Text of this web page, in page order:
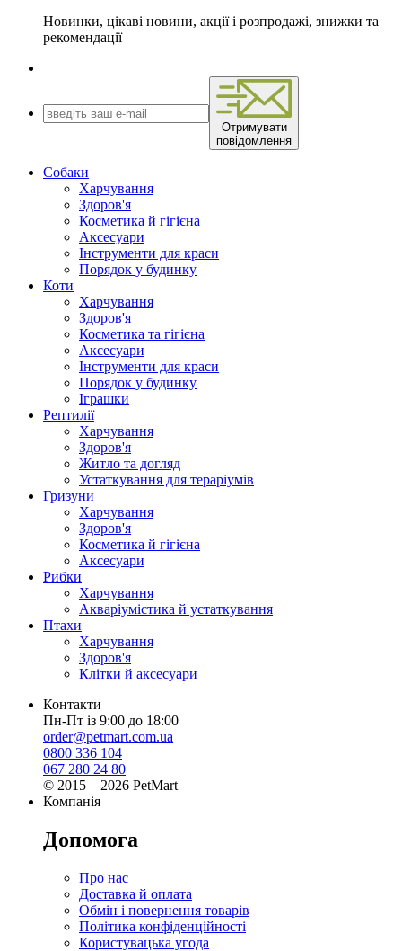
Новинки, цікаві новини, акції і розпродажі, знижки та
рекомендації
Отримувати
повідомлення
Собаки
Харчування
Здоров'я
Косметика й гігієна
Аксесуари
Інструменти для краси
Порядок у будинку
Коти
Харчування
Здоров'я
Косметика та гігієна
Аксесуари
Інструменти для краси
Порядок у будинку
Іграшки
Рептилії
Харчування
Здоров'я
Житло та догляд
Устаткування для тераріумів
Гризуни
Харчування
Здоров'я
Косметика й гігієна
Аксесуари
Рибки
Харчування
Акваріумістика й устаткування
Птахи
Харчування
Здоров'я
Клітки й аксесуари
Контакти
Пн-Пт із 9:00 до 18:00
order@petmart.com.ua
0800 336 104
067 280 24 80
© 2015—2026 PetMart
Компанія
Допомога
Про нас
Доставка й оплата
Обмін і повернення товарів
Політика конфіденційності
Користувацька угода